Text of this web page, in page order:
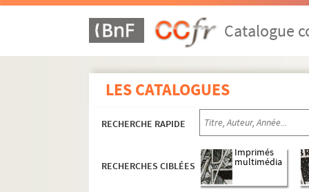
Catalogue
LES CATALOGUES
RECHERCHE RAPIDE
RECHERCHES CIBLÉES
Imprimés
multimédia
Église Saint-Barthélémy
Église Saint-Christophe
Église Saint-Denis-et-Saint-
Église Saint-Germain-le-Vieil
Église Saint-Gervais-Saint-
Église Saint-Jean-en-Grève
4-AFF-000726. Thérèse-
4-AFF-000727. Joseph Barbou,
4-AFF-000728. Jeanne